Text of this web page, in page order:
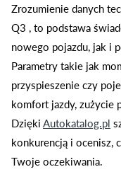
Zrozumienie danych
Q3 , to podstawa
nowego pojazdu, jak i
Parametry takie jak
przyspieszenie czy
komfort jazdy, zużycie
DziękiAutokatalog.pl
konkurencją i ocenisz,
Twoje oczekiwania.